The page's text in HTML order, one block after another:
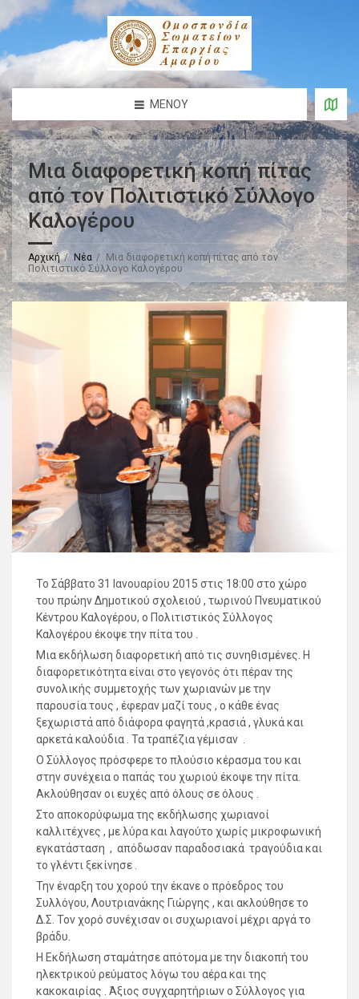
ΜΕΝΟΎ
Μια διαφορετική κοπή πίτας
από τον Πολιτιστικό Σύλλογο
Καλογέρου
Αρχική Νέα
Μια διαφορετική κοπή πίτας από τον
Πολιτιστικό Σύλλογο Καλογέρου
Το Σάββατο 31 Ιανουαρίου 2015 στις 18:00 στο χώρο
του πρώην Δημοτικού σχολειού , τωρινού Πνευματικού
Κέντρου Καλογέρου, ο Πολιτιστικός Σύλλογος
Καλογέρου έκοψε την πίτα του .
Μια εκδήλωση διαφορετική από τις συνηθισμένες. Η
διαφορετικότητα είναι στο γεγονός ότι πέραν της
συνολικής συμμετοχής των χωριανών με την
παρουσία τους , έφεραν μαζί τους , ο κάθε ένας
ξεχωριστά από διάφορα φαγητά ,κρασιά , γλυκά και
αρκετά καλούδια . Τα τραπέζια γέμισαν .
Ο Σύλλογος πρόσφερε το πλούσιο κέρασμα του και
στην συνέχεια ο παπάς του χωριού έκοψε την πίτα.
Ακλούθησαν οι ευχές από όλους σε όλους .
Στο αποκορύφωμα της εκδήλωσης χωριανοί
καλλιτέχνες , με λύρα και λαγούτο χωρίς μικροφωνική
εγκατάσταση , απόδωσαν παραδοσιακά τραγούδια και
το γλέντι ξεκίνησε .
Την έναρξη του χορού την έκανε ο πρόεδρος του
Συλλόγου, Λουτριανάκης Γιώργης , και ακλούθησε το
Δ.Σ. Τον χορό συνέχισαν οι συχωριανοί μέχρι αργά το
βράδυ.
Η Εκδήλωση σταμάτησε απότομα με την διακοπή του
ηλεκτρικού ρεύματος λόγω του αέρα και της
κακοκαιρίας . Άξιος συγχαρητήριων ο Σύλλογος για